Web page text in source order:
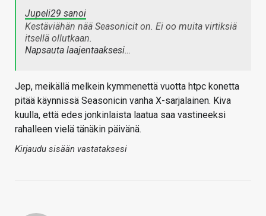
Jupeli29 sanoi
Kestäviähän nää Seasonicit on. Ei oo muita virtiksiä
itsellä ollutkaan.
Napsauta laajentaaksesi…
Jep, meikällä melkein kymmenettä vuotta htpc konetta
pitää käynnissä Seasonicin vanha X-sarjalainen. Kiva
kuulla, että edes jonkinlaista laatua saa vastineeksi
rahalleen vielä tänäkin päivänä.
Kirjaudu sisään vastataksesi